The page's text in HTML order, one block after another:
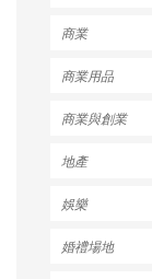
商業
商業用品
商業與創業
地產
娛樂
婚禮場地